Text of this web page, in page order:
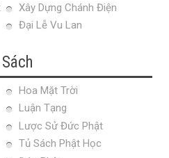
Xây Dựng Chánh Điện
Đại Lễ Vu Lan
Hoa Mặt Trời
Luận Tạng
Lược Sử Đức Phật
Tủ Sách Phật Học